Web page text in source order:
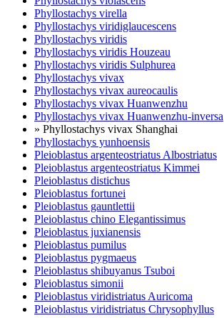
Phyllostachys virella
Phyllostachys viridiglaucescens
Phyllostachys viridis
Phyllostachys viridis Houzeau
Phyllostachys viridis Sulphurea
Phyllostachys vivax
Phyllostachys vivax aureocaulis
Phyllostachys vivax Huanwenzhu
Phyllostachys vivax Huanwenzhu-inversa
» Phyllostachys vivax Shanghai
Phyllostachys yunhoensis
Pleioblastus argenteostriatus Albostriatus
Pleioblastus argenteostriatus Kimmei
Pleioblastus distichus
Pleioblastus fortunei
Pleioblastus gauntlettii
Pleioblastus chino Elegantissimus
Pleioblastus juxianensis
Pleioblastus pumilus
Pleioblastus pygmaeus
Pleioblastus shibuyanus Tsuboi
Pleioblastus simonii
Pleioblastus viridistriatus Auricoma
Pleioblastus viridistriatus Chrysophyllus